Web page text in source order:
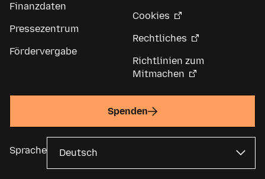
Finanzdaten
Pressezentrum
Fördervergabe
Cookies
Rechtliches
Richtlinien zum
Mitmachen
Spenden
Sprache